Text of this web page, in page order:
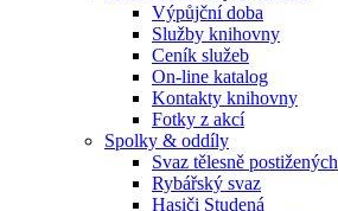
Výpůjční doba
Služby knihovny
Ceník služeb
On-line katalog
Kontakty knihovny
Fotky z akcí
Spolky & oddíly
Svaz tělesně postižených
Rybářský svaz
Hasiči Studená